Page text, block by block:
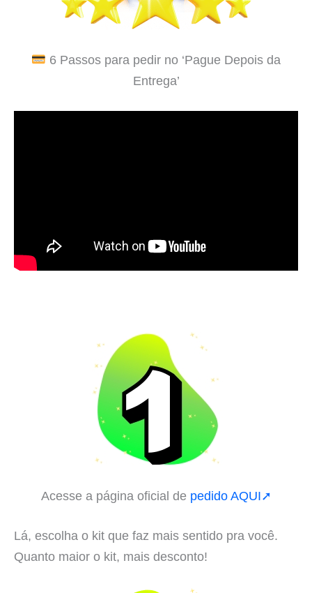
6 Passos para pedir no ‘Pague Depois da
Entrega’
Acesse a página oficial de pedido AQUI➚
Lá, escolha o kit que faz mais sentido pra você.
Quanto maior o kit, mais desconto!